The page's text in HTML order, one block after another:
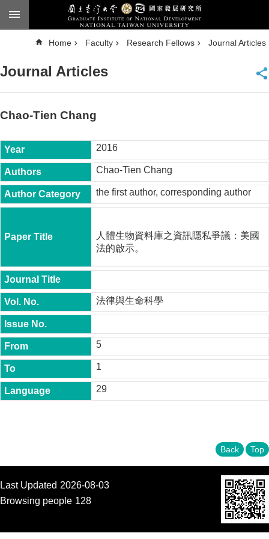
Skip to main content
n
c
d
e
a
h
National
Taiwan
University
Chinese
a
c
l
t
y
P
h
.
D
.
P
r
o
g
A
P
r
r
Home Faculty Research Fellows Journal Articles
Journal Articles
Chao-Tien Chang
2016
Chao-Tien Chang
the first author, corresponding author
人體生物資料庫之資訊隱私爭議：美國
法的啟示。
法律與生命科學
5
1
29
Back Top
Last Updated 2026-08-03
Browsing people 128